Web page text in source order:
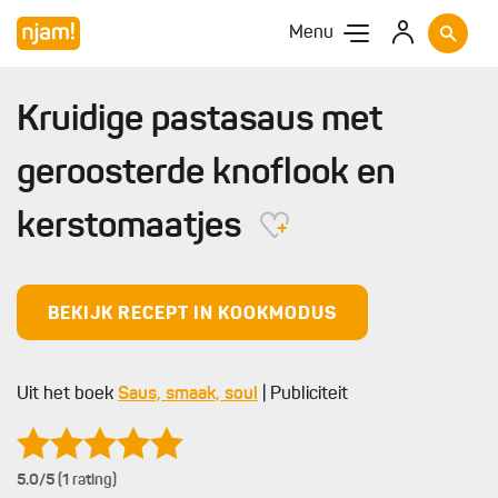
Menu
Kruidige pastasaus met
geroosterde knoflook en
kerstomaatjes
BEKIJK RECEPT IN KOOKMODUS
Uit het boek Saus, smaak, soul | Publiciteit
5.0/5 (1 rating)